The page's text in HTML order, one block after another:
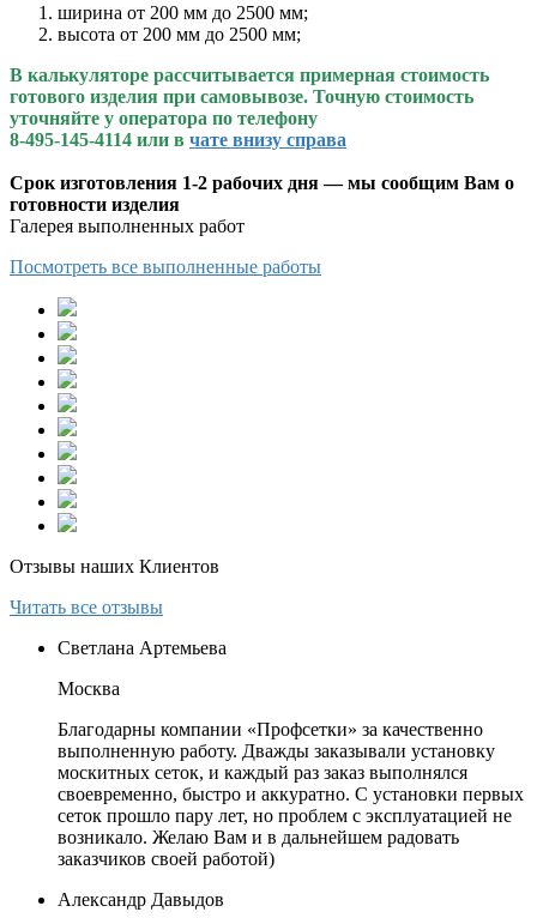
ширина от 200 мм до 2500 мм;
высота от 200 мм до 2500 мм;
В калькуляторе рассчитывается примерная стоимость
готового изделия при самовывозе. Точную стоимость
уточняйте у оператора по телефону
8-495-145-4114 или в чате внизу справа
Срок изготовления 1-2 рабочих дня — мы сообщим Вам о
готовности изделия
Галерея выполненных работ
Посмотреть все выполненные работы
Отзывы наших Клиентов
Читать все отзывы
Светлана Артемьева
Москва
Благодарны компании «Профсетки» за качественно
выполненную работу. Дважды заказывали установку
москитных сеток, и каждый раз заказ выполнялся
своевременно, быстро и аккуратно. С установки первых
сеток прошло пару лет, но проблем с эксплуатацией не
возникало. Желаю Вам и в дальнейшем радовать
заказчиков своей работой)
Александр Давыдов